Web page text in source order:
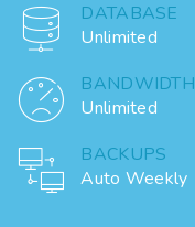
DATABASE
Unlimited
BANDWIDTH
Unlimited
BACKUPS
Auto Weekly